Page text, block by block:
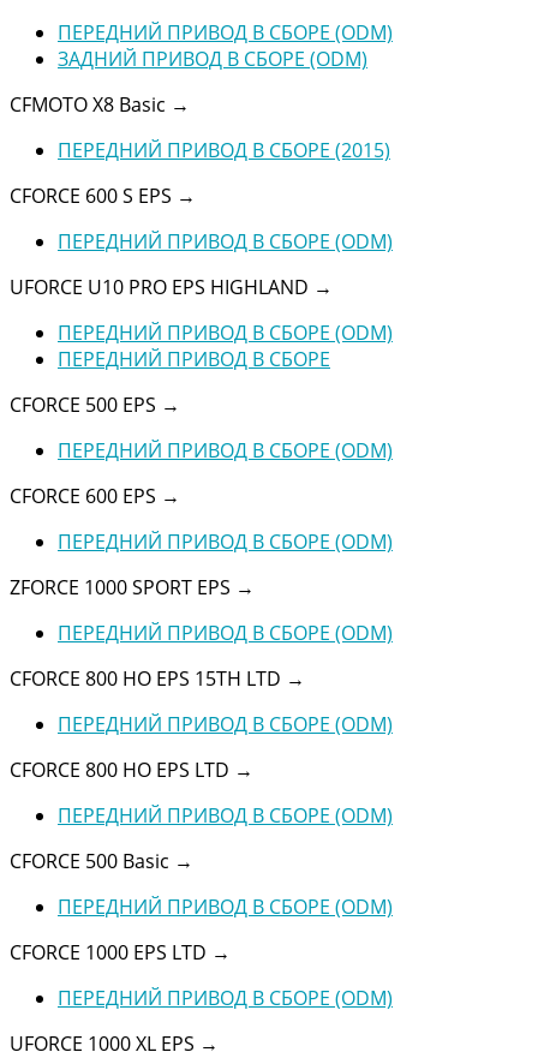
ПЕРЕДНИЙ ПРИВОД В СБОРЕ (ODM)
ЗАДНИЙ ПРИВОД В СБОРЕ (ODM)
CFMOTO X8 Basic →
ПЕРЕДНИЙ ПРИВОД В СБОРЕ (2015)
CFORCE 600 S EPS →
ПЕРЕДНИЙ ПРИВОД В СБОРЕ (ODM)
UFORCE U10 PRO EPS HIGHLAND →
ПЕРЕДНИЙ ПРИВОД В СБОРЕ (ODM)
ПЕРЕДНИЙ ПРИВОД В СБОРЕ
CFORCE 500 EPS →
ПЕРЕДНИЙ ПРИВОД В СБОРЕ (ODM)
CFORCE 600 EPS →
ПЕРЕДНИЙ ПРИВОД В СБОРЕ (ODM)
ZFORCE 1000 SPORT EPS →
ПЕРЕДНИЙ ПРИВОД В СБОРЕ (ODM)
CFORCE 800 HO EPS 15TH LTD →
ПЕРЕДНИЙ ПРИВОД В СБОРЕ (ODM)
CFORCE 800 HO EPS LTD →
ПЕРЕДНИЙ ПРИВОД В СБОРЕ (ODM)
CFORCE 500 Basic →
ПЕРЕДНИЙ ПРИВОД В СБОРЕ (ODM)
CFORCE 1000 EPS LTD →
ПЕРЕДНИЙ ПРИВОД В СБОРЕ (ODM)
UFORCE 1000 XL EPS →